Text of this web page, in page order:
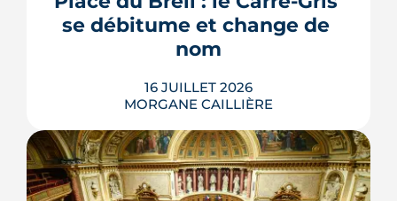
livraison, ces aménagements
s'encadrent par un contrat spécifique
se débitume et change de
nom
16 JUILLET 2026
MORGANE CAILLIÈRE